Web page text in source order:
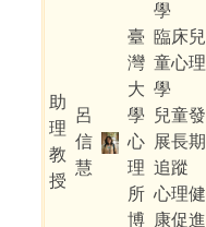
助
理
教
授
呂
信
慧
臺
灣
大
學
心
理
所
博
學
臨床兒
童心理
學
兒童發
展長期
追蹤
心理健
康促進